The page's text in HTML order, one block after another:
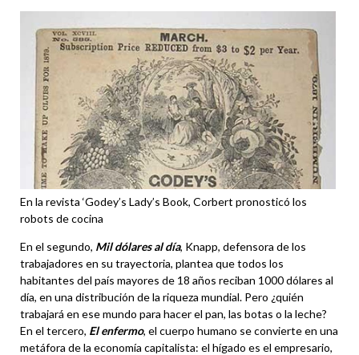
En la revista ‘Godey’s Lady’s Book, Corbert pronosticó los
robots de cocina
En el segundo, Mil dólares al día, Knapp, defensora de los
trabajadores en su trayectoria, plantea que todos los
habitantes del país mayores de 18 años reciban 1000 dólares al
día, en una distribución de la riqueza mundial. Pero ¿quién
trabajará en ese mundo para hacer el pan, las botas o la leche?
En el tercero, El enfermo, el cuerpo humano se convierte en una
metáfora de la economía capitalista: el hígado es el empresario,